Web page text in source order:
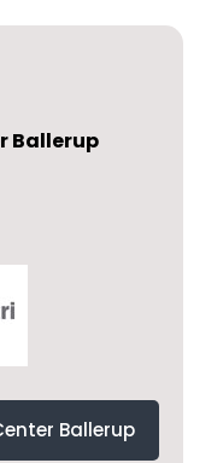
Ballerup
Ballerup